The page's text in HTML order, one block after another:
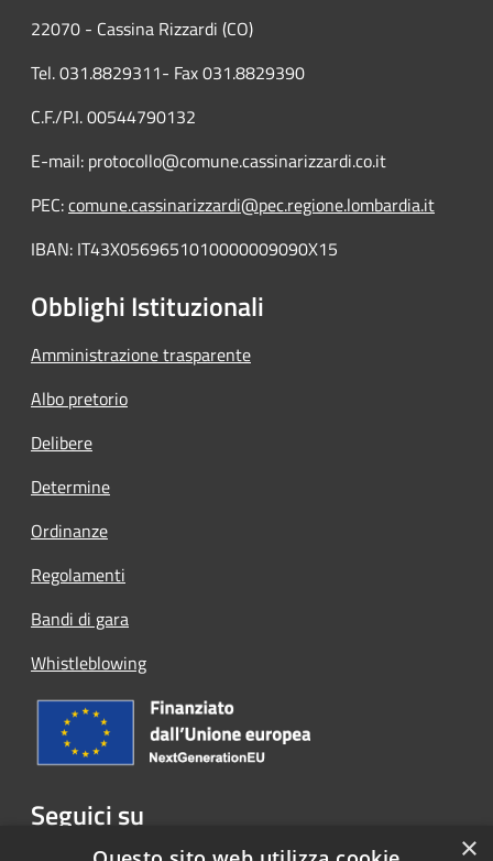
22070 - Cassina Rizzardi (CO)
Tel. 031.8829311- Fax 031.8829390
C.F./P.I. 00544790132
E-mail: protocollo@comune.cassinarizzardi.co.it
PEC:comune.cassinarizzardi@pec.regione.lombardia.it
IBAN: IT43X0569651010000009090X15
Obblighi Istituzionali
Amministrazione trasparente
Albo pretorio
Delibere
Determine
Ordinanze
Regolamenti
Bandi di gara
Whistleblowing
Seguici su
Facebook ×